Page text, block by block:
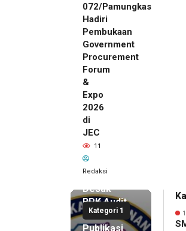
072/Pamungkas
Hadiri
Pembukaan
Government
Procurement
Forum
&
Expo
2026
di
JEC
11
Redaksi
Kategori 1
17 jam lalu
SMSI Eks
Karesidenan
Pati
Desak
BPK Audit
Dana
Publikasi